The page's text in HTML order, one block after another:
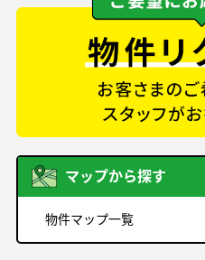
マップから探す
物件マップ一覧